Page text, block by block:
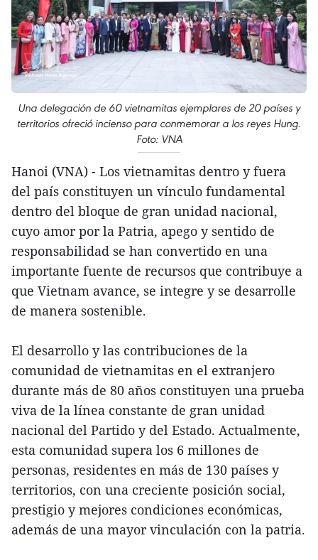
Una delegación de 60 vietnamitas ejemplares de 20 países y
territorios ofreció incienso para conmemorar a los reyes Hung.
Foto: VNA
Hanoi (VNA) - Los vietnamitas dentro y fuera
del país constituyen un vínculo fundamental
dentro del bloque de gran unidad nacional,
cuyo amor por la Patria, apego y sentido de
responsabilidad se han convertido en una
importante fuente de recursos que contribuye a
que Vietnam avance, se integre y se desarrolle
de manera sostenible.
El desarrollo y las contribuciones de la
comunidad de vietnamitas en el extranjero
durante más de 80 años constituyen una prueba
viva de la línea constante de gran unidad
nacional del Partido y del Estado. Actualmente,
esta comunidad supera los 6 millones de
personas, residentes en más de 130 países y
territorios, con una creciente posición social,
prestigio y mejores condiciones económicas,
además de una mayor vinculación con la patria.